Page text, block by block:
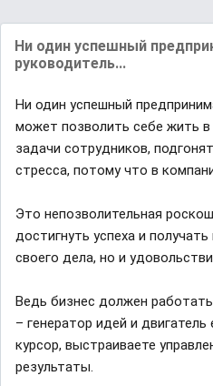
Ни один успешный
руководитель...
Ни один успешный
может позволить себе жить
задачи сотрудников,
стресса, потому что в
Это непозволительная
достигнуть успеха и
своего дела, но и
Ведь бизнес должен
– генератор идей и двигатель
курсор, выстраиваете
результаты.